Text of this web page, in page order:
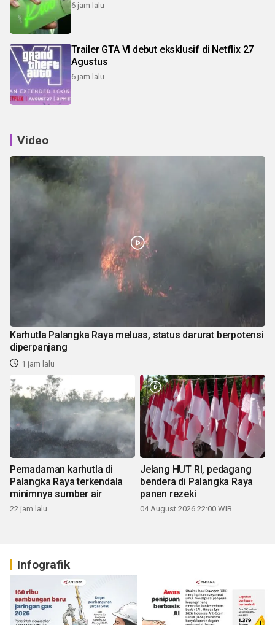
6 jam lalu
Trailer GTA VI debut eksklusif di Netflix 27
Agustus
6 jam lalu
Video
Karhutla Palangka Raya meluas, status darurat berpotensi
diperpanjang
1 jam lalu
Pemadaman karhutla di
Palangka Raya terkendala
minimnya sumber air
22 jam lalu
Jelang HUT RI, pedagang
bendera di Palangka Raya
panen rezeki
04 August 2026 22:00 WIB
Infografik